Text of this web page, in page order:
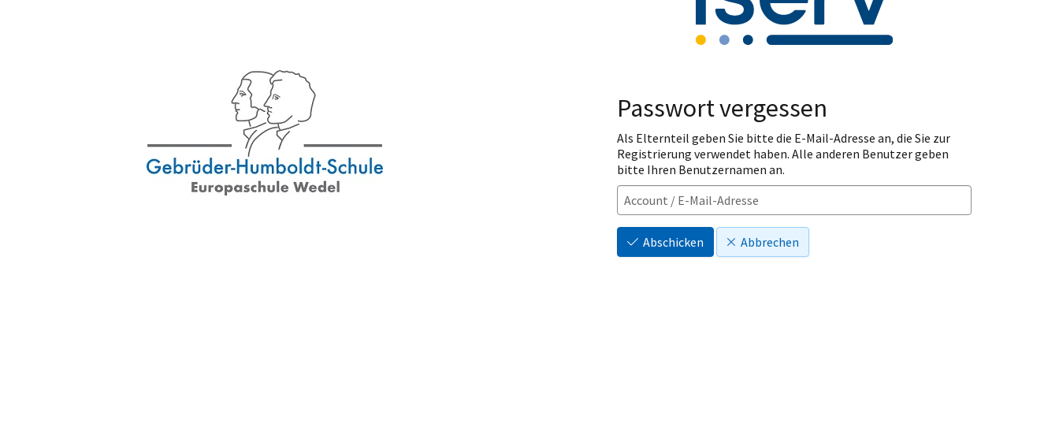
Passwort vergessen
Als Elternteil geben Sie bitte die E-Mail-Adresse an, die Sie zur
Registrierung verwendet haben. Alle anderen Benutzer geben
bitte Ihren Benutzernamen an.
Abschicken Abbrechen